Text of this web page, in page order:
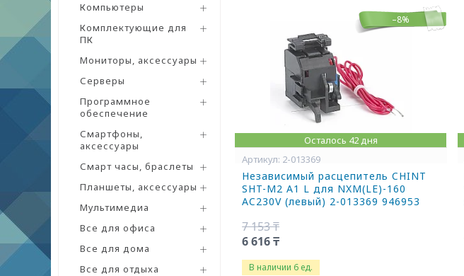
Компьютеры
Комплектующие для
ПК
Мониторы, аксессуары
Серверы
Программное
обеспечение
Смартфоны,
аксессуары
Смарт часы, браслеты
Планшеты, аксессуары
Мультимедиа
Все для офиса
Все для дома
Все для отдыха
–8%
Осталось 42 дня
2-013369
Независимый расцепитель CHINT
SHT-M2 A1 L для NXM(LE)-160
AC230V (левый) 2-013369 946953
7 153 ₸
6 616 ₸
В наличии 6 ед.